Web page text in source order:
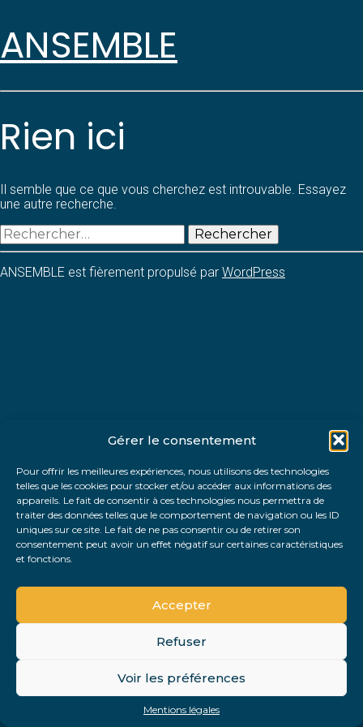
Gérer le consentement
Pour offrir les meilleures expériences, nous utilisons des technologies
telles que les cookies pour stocker et/ou accéder aux informations des
appareils. Le fait de consentir à ces technologies nous permettra de
traiter des données telles que le comportement de navigation ou les ID
uniques sur ce site. Le fait de ne pas consentir ou de retirer son
consentement peut avoir un effet négatif sur certaines caractéristiques
et fonctions.
Accepter
Refuser
Voir les préférences
Mentions légales
ANSEMBLE
Rien ici
Il semble que ce que vous cherchez est introuvable. Essayez
une autre recherche.
Rechercher :
ANSEMBLE est fièrement propulsé par WordPress